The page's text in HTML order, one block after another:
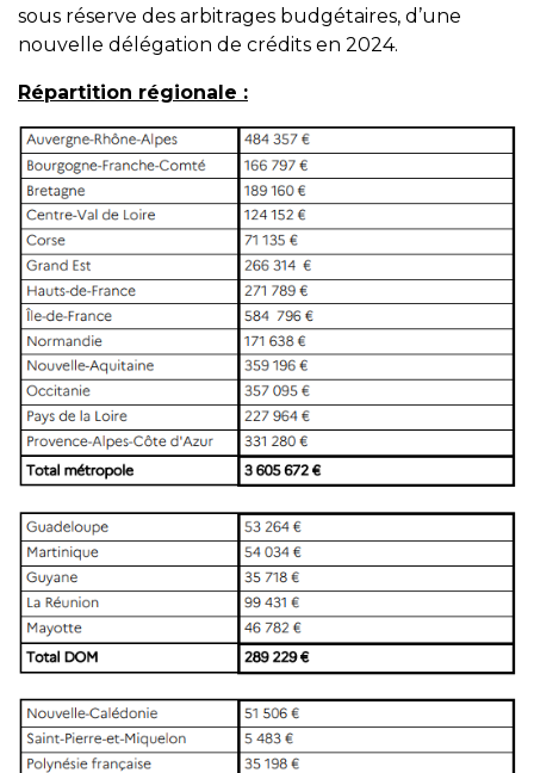
sous réserve des arbitrages budgétaires, d’une
nouvelle délégation de crédits en 2024.
Répartition régionale :